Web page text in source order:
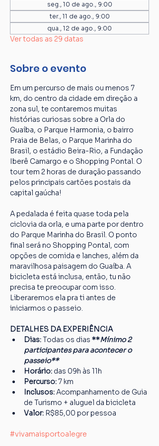
seg., 10 de ago., 9:00
ter., 11 de ago., 9:00
qua., 12 de ago., 9:00
Ver todas as 29 datas
Sobre o evento
Em um percurso de mais ou menos 7
km, do centro da cidade em direção a
zona sul, te contaremos muitas
histórias curiosas sobre a Orla do
Guaíba, o Parque Harmonia, o bairro
Praia de Belas, o Parque Marinha do
Brasil, o estádio Beira-Rio, a Fundação
Iberê Camargo e o Shopping Pontal. O
tour tem 2 horas de duração passando
pelos principais cartões postais da
capital gaúcha!
A pedalada é feita quase toda pela
ciclovia da orla, e uma parte por dentro
do Parque Marinha do Brasil. O ponto
final será no Shopping Pontal, com
opções de comida e lanches, além da
maravilhosa paisagem do Guaíba. A
bicicleta está inclusa, então, tu não
precisa te preocupar com isso.
Liberaremos ela pra ti antes de
iniciarmos o passeio.
DETALHES DA EXPERIÊNCIA
Dias: Todas os dias **Mínimo 2
participantes para acontecer o
passeio**
Horário: das 09h às 11h
Percurso: 7 km
Inclusos: Acompanhamento de Guia
de Turismo + aluguel da bicicleta
Valor: R$85,00 por pessoa
#vivamaisportoalegre